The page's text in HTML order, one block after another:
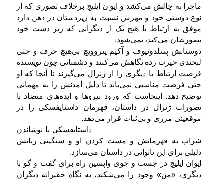
ماجرا به چالش می‌کشد و ایوان ایلیچ برخلاف تصوری که از
نوع دوستی خود و مهرش نسبت به زیردستان در ذهن دارد
موفق به ارتباط با هیچ یک از دیگرانی که زیر دست خود
تصورشان می‌کند، نمی‌شود.
دوستانش پسلدونیوف و آکیم پتروویچ بی‌هیچ حرف و حتی
لبخندی حیرت زده نگاهش می‌کنند و دشمنانی چون نویسنده
فرصت ارتباط با دیگری را از ژنرال می‌گیرند تا آنجا که او
حتی فرصت مناسبی نمی‌یابد تا دلیل آمدنش را به مهمانی
توضیح دهد. اینجاست که ورود نیروها و ایده‌های متضاد با
تصورات ژنرال در داستان، قهرمان داستایفسکی را در
موقعیتی مرزی و بی‌ثبات قرار می‌دهد.
داستایفسکی با نوشاندن
شراب به قهرمانش و مست کردن او و سنگینی زبانش
دلیلی برای این ناتوانی در داستان می‌سازد.
ایوان ایلیچ در جست و جوی واپسین راه برای گفت و گو با
دیگری، «منِ» وجود را می‌شکند، به نگاه حقیرانه دیگران